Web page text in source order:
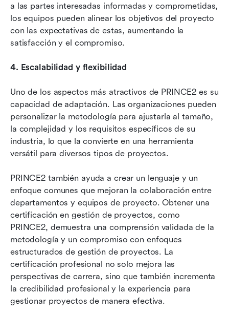
a las partes interesadas informadas y comprometidas,
los equipos pueden alinear los objetivos del proyecto
con las expectativas de estas, aumentando la
satisfacción y el compromiso.
4. Escalabilidad y flexibilidad
Uno de los aspectos más atractivos de PRINCE2 es su
capacidad de adaptación. Las organizaciones pueden
personalizar la metodología para ajustarla al tamaño,
la complejidad y los requisitos específicos de su
industria, lo que la convierte en una herramienta
versátil para diversos tipos de proyectos.
PRINCE2 también ayuda a crear un lenguaje y un
enfoque comunes que mejoran la colaboración entre
departamentos y equipos de proyecto. Obtener una
certificación en gestión de proyectos, como
PRINCE2, demuestra una comprensión validada de la
metodología y un compromiso con enfoques
estructurados de gestión de proyectos. La
certificación profesional no solo mejora las
perspectivas de carrera, sino que también incrementa
la credibilidad profesional y la experiencia para
gestionar proyectos de manera efectiva.